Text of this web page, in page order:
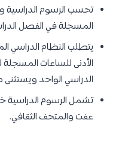
تحسب الرسوم
المسجلة في الفصل
يتطلب النظام الدراسي
الدراسي الواحد
تشمل الرسوم الدراسية
عفت والمتحف الثقافي.​